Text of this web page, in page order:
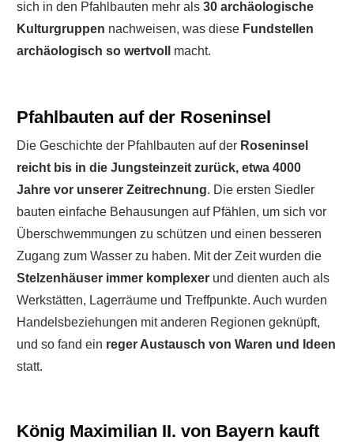
sich in den Pfahlbauten mehr als 30 archäologische
Kulturgruppen nachweisen, was diese Fundstellen
archäologisch so wertvoll
macht.
Pfahlbauten auf der Roseninsel
Die Geschichte der Pfahlbauten auf der Roseninsel
reicht bis in die Jungsteinzeit zurück, etwa 4000
Jahre vor unserer Zeitrechnung. Die ersten Siedler
bauten einfache Behausungen auf Pfählen, um sich vor
Überschwemmungen zu schützen und einen besseren
Zugang zum Wasser zu haben. Mit der Zeit wurden die
Stelzenhäuser immer komplexer und dienten auch als
Werkstätten, Lagerräume und Treffpunkte. Auch wurden
Handelsbeziehungen mit anderen Regionen geknüpft,
und so fand ein reger Austausch von Waren und Ideen
statt.
König Maximilian II. von Bayern kauft